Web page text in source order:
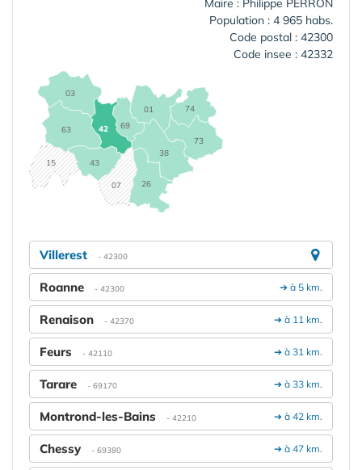
Maire : Philippe PERRON
Population : 4 965 habs.
Code postal : 42300
Code insee : 42332
01
03
07
15
26
38
42
43
63
69
73
74
Villerest - 42300
➔ à 5 km.
Roanne - 42300
➔ à 11 km.
Renaison - 42370
➔ à 31 km.
Feurs - 42110
➔ à 33 km.
Tarare - 69170
➔ à 42 km.
Montrond-les-Bains - 42210
➔ à 47 km.
Chessy - 69380